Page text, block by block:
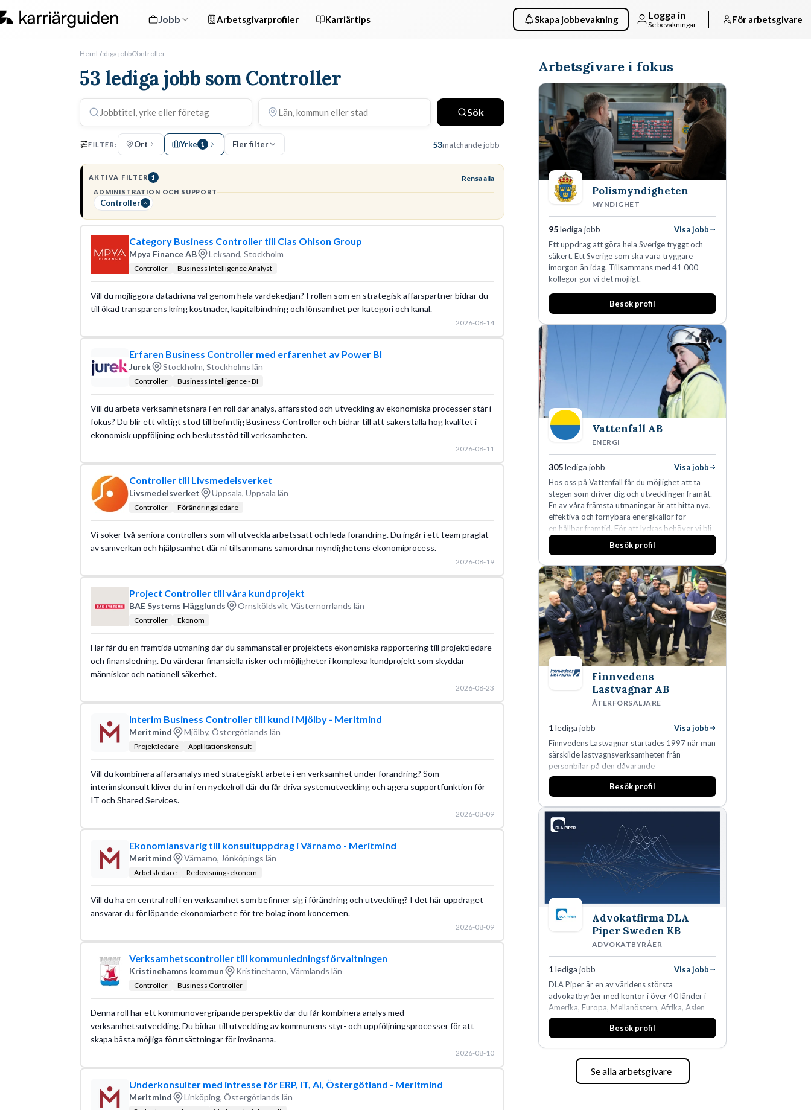
Jobb Arbetsgivarprofiler Karriärtips Skapa jobbevakning Logga in
Se bevakningar För arbetsgivare
HemLediga jobbController
53 lediga jobb som Controller
Sök
FILTER: Ort Yrke 1 Fler filter 53matchande jobb
AKTIVA FILTER 1 Rensa alla
ADMINISTRATION OCH SUPPORT
Controller
Category Business Controller till Clas Ohlson Group
Mpya Finance AB Leksand, Stockholm
Controller Business Intelligence Analyst
Vill du möjliggöra datadrivna val genom hela värdekedjan? I rollen som en strategisk affärspartner bidrar du
till ökad transparens kring kostnader, kapitalbindning och lönsamhet per kategori och kanal.
2026-08-14
Erfaren Business Controller med erfarenhet av Power BI
Jurek Stockholm, Stockholms län
Controller Business Intelligence - BI
Vill du arbeta verksamhetsnära i en roll där analys, affärsstöd och utveckling av ekonomiska processer står i
fokus? Du blir ett viktigt stöd till befintlig Business Controller och bidrar till att säkerställa hög kvalitet i
ekonomisk uppföljning och beslutsstöd till verksamheten.
2026-08-11
Controller till Livsmedelsverket
Livsmedelsverket Uppsala, Uppsala län
Controller Förändringsledare
Vi söker två seniora controllers som vill utveckla arbetssätt och leda förändring. Du ingår i ett team präglat
av samverkan och hjälpsamhet där ni tillsammans samordnar myndighetens ekonomiprocess.
2026-08-19
Project Controller till våra kundprojekt
BAE Systems Hägglunds Örnsköldsvik, Västernorrlands län
Controller Ekonom
Här får du en framtida utmaning där du sammanställer projektets ekonomiska rapportering till projektledare
och finansledning. Du värderar finansiella risker och möjligheter i komplexa kundprojekt som skyddar
människor och nationell säkerhet.
2026-08-23
Interim Business Controller till kund i Mjölby - Meritmind
Meritmind Mjölby, Östergötlands län
Projektledare Applikationskonsult
Vill du kombinera affärsanalys med strategiskt arbete i en verksamhet under förändring? Som
interimskonsult kliver du in i en nyckelroll där du får driva systemutveckling och agera supportfunktion för
IT och Shared Services.
2026-08-09
Ekonomiansvarig till konsultuppdrag i Värnamo - Meritmind
Meritmind Värnamo, Jönköpings län
Arbetsledare Redovisningsekonom
Vill du ha en central roll i en verksamhet som befinner sig i förändring och utveckling? I det här uppdraget
ansvarar du för löpande ekonomiarbete för tre bolag inom koncernen.
2026-08-09
Verksamhetscontroller till kommunledningsförvaltningen
Kristinehamns kommun Kristinehamn, Värmlands län
Controller Business Controller
Denna roll har ett kommunövergripande perspektiv där du får kombinera analys med
verksamhetsutveckling. Du bidrar till utveckling av kommunens styr- och uppföljningsprocesser för att
skapa bästa möjliga förutsättningar för invånarna.
2026-08-10
Underkonsulter med intresse för ERP, IT, AI, Östergötland - Meritmind
Meritmind Linköping, Östergötlands län
Arbetsgivare i fokus
Polismyndigheten
MYNDIGHET
95lediga jobb
Visa jobb
Ett uppdrag att göra hela Sverige tryggt och
säkert. Ett Sverige som ska vara tryggare
imorgon än idag. Tillsammans med 41 000
kollegor gör vi det möjligt.
Besök profil
Vattenfall AB
ENERGI
305lediga jobb
Visa jobb
Hos oss på Vattenfall får du möjlighet att ta
stegen som driver dig och utvecklingen framåt.
En av våra främsta utmaningar är att hitta nya,
effektiva och förnybara energikällor för
en hållbar framtid. För att lyckas behöver vi bli
fler medarbetare som vill göra skillnad.
Besök profil
Finnvedens
Lastvagnar AB
ÅTERFÖRSÄLJARE
1lediga jobb
Visa jobb
Finnvedens Lastvagnar startades 1997 när man
särskilde lastvagnsverksamheten från
personbilar på den dåvarande
huvudanläggningen i Värnamo. Sedan dess har
man expanderat kraftigt genom ett antal
den största privata återförsäljaren av Volvo
Lastvagnar och finns representerade på 20
orter i södra Sverige.
Besök profil
Advokatfirma DLA
Piper Sweden KB
ADVOKATBYRÅER
1lediga jobb
Visa jobb
DLA Piper är en av världens största
advokatbyråer med kontor i över 40 länder i
Amerika, Europa, Mellanöstern, Afrika, Asien
och Oceanien. Vi är specialister inom
affärsjuridikens alla områden och vi har några
Köpenhamn, Århus, Oslo och Helsingfors kan vi
på DLA Piper erbjuda våra klienter en unik,
Besök profil
Se alla arbetsgivare